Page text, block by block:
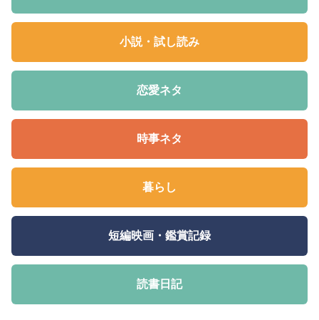
小説・試し読み
恋愛ネタ
時事ネタ
暮らし
短編映画・鑑賞記録
読書日記